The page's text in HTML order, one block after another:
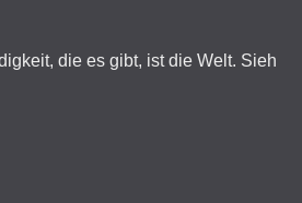
die es gibt, ist die Welt. Sieh